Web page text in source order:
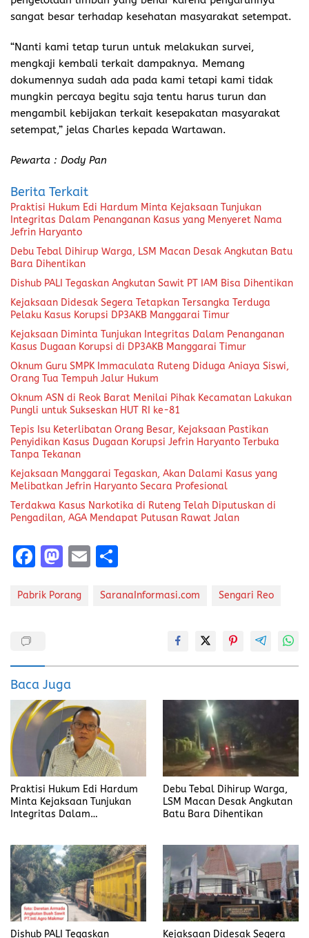
sangat besar terhadap kesehatan masyarakat setempat.
“Nanti kami tetap turun untuk melakukan survei,
mengkaji kembali terkait dampaknya. Memang
dokumennya sudah ada pada kami tetapi kami tidak
mungkin percaya begitu saja tentu harus turun dan
mengambil kebijakan terkait kesepakatan masyarakat
setempat,” jelas Charles kepada Wartawan.
Pewarta : Dody Pan
Berita Terkait
Praktisi Hukum Edi Hardum Minta Kejaksaan Tunjukan
Integritas Dalam Penanganan Kasus yang Menyeret Nama
Jefrin Haryanto
Debu Tebal Dihirup Warga, LSM Macan Desak Angkutan Batu
Bara Dihentikan
Dishub PALI Tegaskan Angkutan Sawit PT IAM Bisa Dihentikan
Kejaksaan Didesak Segera Tetapkan Tersangka Terduga
Pelaku Kasus Korupsi DP3AKB Manggarai Timur
Kejaksaan Diminta Tunjukan Integritas Dalam Penanganan
Kasus Dugaan Korupsi di DP3AKB Manggarai Timur
Oknum Guru SMPK Immaculata Ruteng Diduga Aniaya Siswi,
Orang Tua Tempuh Jalur Hukum
Oknum ASN di Reok Barat Menilai Pihak Kecamatan Lakukan
Pungli untuk Sukseskan HUT RI ke-81
Tepis Isu Keterlibatan Orang Besar, Kejaksaan Pastikan
Penyidikan Kasus Dugaan Korupsi Jefrin Haryanto Terbuka
Tanpa Tekanan
Kejaksaan Manggarai Tegaskan, Akan Dalami Kasus yang
Melibatkan Jefrin Haryanto Secara Profesional
Terdakwa Kasus Narkotika di Ruteng Telah Diputuskan di
Pengadilan, AGA Mendapat Putusan Rawat Jalan
F
ce
o
k
M
st
o
n
E
ai a
Pabrik Porang SaranaInformasi.com Sengari Reo
Baca Juga
Praktisi Hukum Edi Hardum
Minta Kejaksaan Tunjukan
Integritas Dalam
Haryanto
Debu Tebal Dihirup Warga,
LSM Macan Desak Angkutan
Batu Bara Dihentikan
Dishub PALI Tegaskan
Kejaksaan Didesak Segera